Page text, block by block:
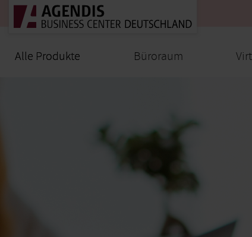
Alle Produkte Büroraum
Alle Produkte